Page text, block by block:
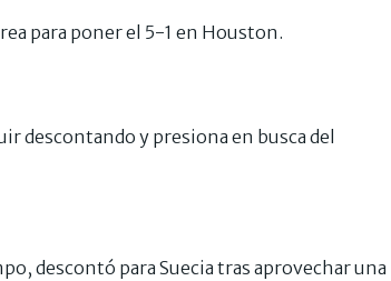
para poner el 5-1 en Houston.
descontando y presiona en busca del
descontó para Suecia tras aprovechar una